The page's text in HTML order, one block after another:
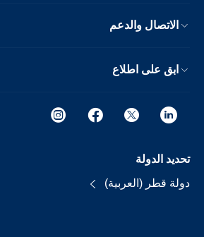
الاتصال والدعم
ابق على اطلاع
تحديد الدولة
دولة قطر (العربية)